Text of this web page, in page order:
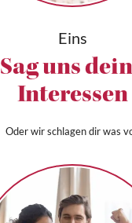
Eins
Sag uns
Interessen
Oder wir schlagen dir was